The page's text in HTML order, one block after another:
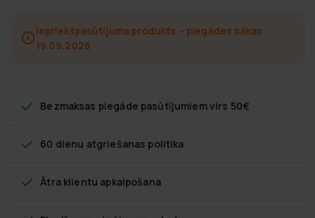
Iepriekšpasūtījuma produkts – piegādes sākas
19.09.2026
Bezmaksas piegāde pasūtījumiem virs 50€
60 dienu atgriešanas politika
Ātra klientu apkalpošana